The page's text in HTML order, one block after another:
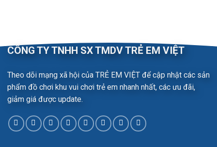
CÔNG TY TNHH SX TMDV TRẺ EM VIỆT
Theo dõi mạng xã hội của TRẺ EM VIỆT để cập nhật các sản
phẩm đồ chơi khu vui chơi trẻ em nhanh nhất, các ưu đãi,
giảm giá được update.